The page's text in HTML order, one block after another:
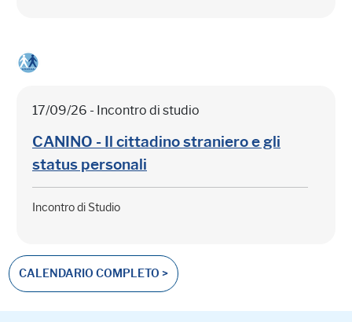
17/09/26 - Incontro di studio
CANINO - Il cittadino straniero e gli
status personali
Incontro di Studio
CALENDARIO COMPLETO >